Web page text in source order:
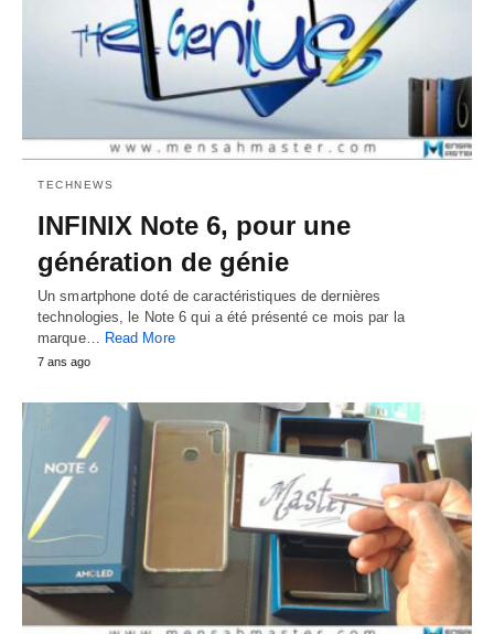
TECHNEWS
INFINIX Note 6, pour une
génération de génie
Un smartphone doté de caractéristiques de dernières
technologies, le Note 6 qui a été présenté ce mois par la
marque…
Read More
7 ans ago